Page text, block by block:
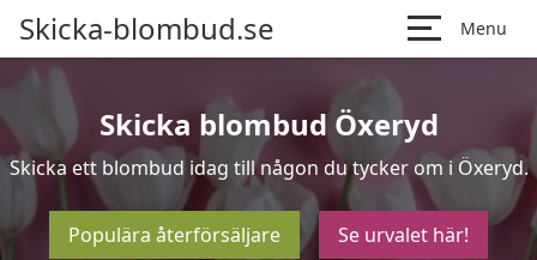
Skicka-blombud.se Menu
Skicka blombud Öxeryd
Skicka ett blombud idag till någon du tycker om i Öxeryd.
Populära återförsäljare Se urvalet här!